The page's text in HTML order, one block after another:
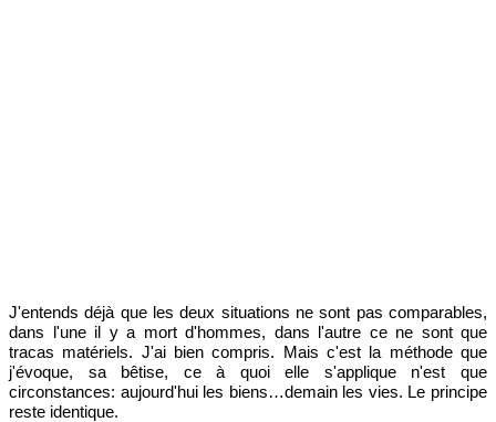
J'entends déjà que les deux situations ne sont pas comparables,
dans l'une il y a mort d'hommes, dans l'autre ce ne sont que
tracas matériels. J'ai bien compris. Mais c'est la méthode que
j'évoque, sa bêtise, ce à quoi elle s'applique n'est que
circonstances: aujourd'hui les biens…demain les vies. Le principe
reste identique.